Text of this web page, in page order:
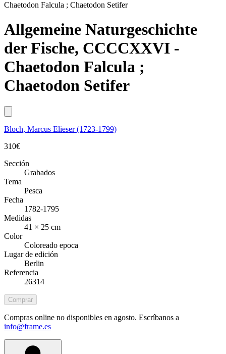
Allgemeine Naturgeschichte
der Fische, CCCCXXVI -
Chaetodon Falcula ;
Chaetodon Setifer
Bloch, Marcus Elieser (1723-1799)
310€
Sección
Grabados
Tema
Pesca
Fecha
1782-1795
Medidas
41 × 25 cm
Color
Coloreado epoca
Lugar de edición
Berlin
Referencia
26314
Comprar
Compras online no disponibles en agosto. Escríbanos a
info@frame.es